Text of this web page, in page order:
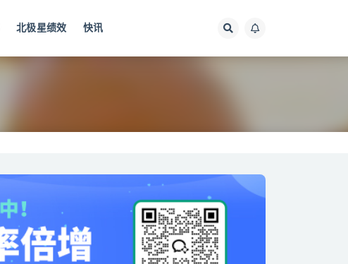
北极星绩效 快讯